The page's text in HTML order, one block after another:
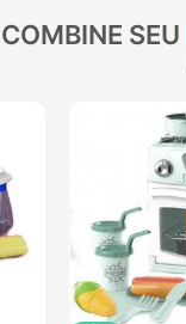
COMBINE SEU